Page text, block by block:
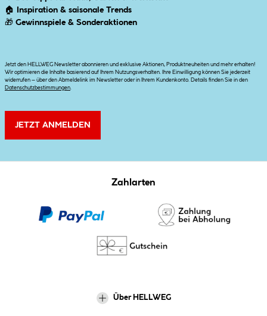
🏠
Inspiration & saisonale Trends
🎁 Gewinnspiele & Sonderaktionen
Jetzt den HELLWEG Newsletter abonnieren und exklusive Aktionen, Produktneuheiten und mehr erhalten!
Wir optimieren die Inhalte basierend auf Ihrem Nutzungsverhalten. Ihre Einwilligung können Sie jederzeit
widerrufen – über den Abmeldelink im Newsletter oder in Ihrem Kundenkonto. Details finden Sie in den
Datenschutzbestimmungen
JETZT ANMELDEN
Zahlarten
Über HELLWEG